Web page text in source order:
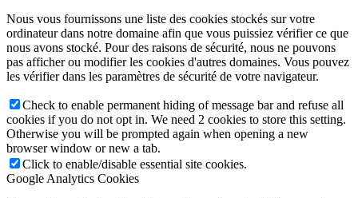
Nous vous fournissons une liste des cookies stockés sur votre
ordinateur dans notre domaine afin que vous puissiez vérifier ce que
nous avons stocké. Pour des raisons de sécurité, nous ne pouvons
pas afficher ou modifier les cookies d'autres domaines. Vous pouvez
les vérifier dans les paramètres de sécurité de votre navigateur.
Check to enable permanent hiding of message bar and refuse all
cookies if you do not opt in. We need 2 cookies to store this setting.
Otherwise you will be prompted again when opening a new
browser window or new a tab.
Click to enable/disable essential site cookies.
Google Analytics Cookies